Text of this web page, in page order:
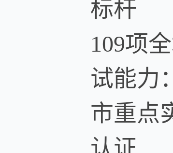
标杆
109项
试能力
市重点